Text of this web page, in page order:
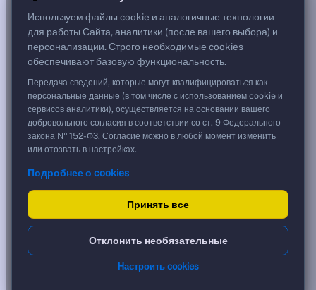
99,99 %
999,90 ₽
Срок, лет
0,02
Дюрация, лет
0,02
Рейтинг
BBB
Тип
Корпоративная
Фикс
Доходность и цена
YTM эффективная
14.08.2026
Используем файлы cookie и аналогичные технологии
для работы Сайта, аналитики (после вашего выбора) и
персонализации. Строго необходимые cookies
обеспечивают базовую функциональность.
Передача сведений, которые могут квалифицироваться как
персональные данные (в том числе с использованием cookie и
сервисов аналитики), осуществляется на основании вашего
добровольного согласия в соответствии со ст. 9 Федерального
закона № 152-ФЗ. Согласие можно в любой момент изменить
или отозвать в настройках.
Подробнее о cookies
Принять все
Отклонить необязательные
Настроить cookies